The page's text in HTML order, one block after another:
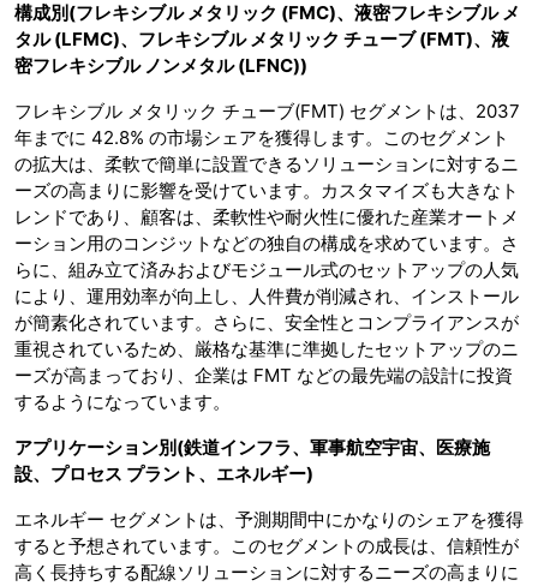
構成別 (フレキシブル メタリック (FMC)、液密フレキシブル メ
タル (LFMC)、フレキシブル メタリック チューブ(FMT)、液
密フレキシブル ノンメタル (LFNC))
フレキシブル メタリック チューブ(FMT) セグメントは、2037
年までに 42.8% の市場シェアを獲得します。このセグメント
の拡大は、柔軟で簡単に設置できるソリューションに対するニ
ーズの高まりに影響を受けています。カスタマイズも大きなト
レンドであり、顧客は、柔軟性や耐火性に優れた産業オートメ
ーション用のコンジットなどの独自の構成を求めています。さ
らに、組み立て済みおよびモジュール式のセットアップの人気
により、運用効率が向上し、人件費が削減され、インストール
が簡素化されています。さらに、安全性とコンプライアンスが
重視されているため、厳格な基準に準拠したセットアップのニ
ーズが高まっており、企業は FMT などの最先端の設計に投資
するようになっています。
アプリケーション別 (鉄道インフラ、軍事航空宇宙、医療施
設、プロセス プラント、エネルギー)
エネルギー セグメントは、予測期間中にかなりのシェアを獲得
すると予想されています。このセグメントの成長は、信頼性が
高く長持ちする配線ソリューションに対するニーズの高まりに